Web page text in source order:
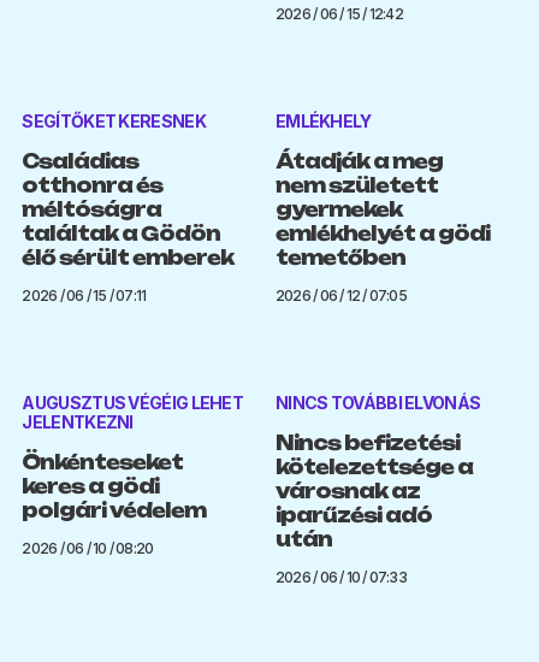
2026 / 06 / 15 / 12:42
SEGÍTŐKET KERESNEK
Családias
otthonra és
méltóságra
találtak a Gödön
élő sérült emberek
2026 / 06 / 15 / 07:11
EMLÉKHELY
Átadják a meg
nem született
gyermekek
emlékhelyét a gödi
temetőben
2026 / 06 / 12 / 07:05
AUGUSZTUS VÉGÉIG LEHET
JELENTKEZNI
Önkénteseket
keres a gödi
polgári védelem
2026 / 06 / 10 / 08:20
NINCS TOVÁBBI ELVONÁS
Nincs befizetési
kötelezettsége a
városnak az
iparűzési adó
után
2026 / 06 / 10 / 07:33